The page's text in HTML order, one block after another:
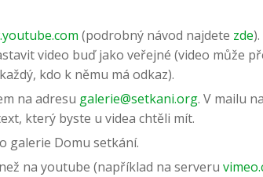
(podrobný návod najdete zde
video buď jako veřejné (video může
kdo k němu má odkaz).
na adresu galerie@setkani.org. V mailu
který byste u videa chtěli mít.
galerie Domu setkání.
na youtube (například na serveru